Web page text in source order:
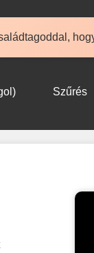
Szűrés